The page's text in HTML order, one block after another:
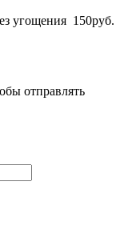
угощения 150руб.
отправлять